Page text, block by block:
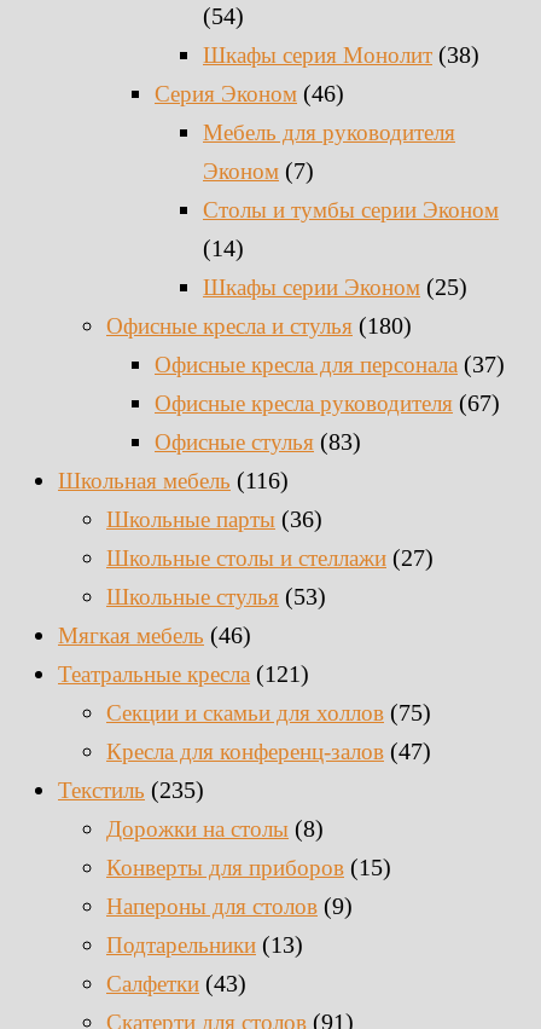
(54)
Шкафы серия Монолит (38)
Серия Эконом (46)
Мебель для руководителя
Эконом (7)
Столы и тумбы серии Эконом
(14)
Шкафы серии Эконом (25)
Офисные кресла и стулья (180)
Офисные кресла для персонала (37)
Офисные кресла руководителя (67)
Офисные стулья (83)
Школьная мебель (116)
Школьные парты (36)
Школьные столы и стеллажи (27)
Школьные стулья (53)
Мягкая мебель (46)
Театральные кресла (121)
Секции и скамьи для холлов (75)
Кресла для конференц-залов (47)
Текстиль (235)
Дорожки на столы (8)
Конверты для приборов (15)
Напероны для столов (9)
Подтарельники (13)
Салфетки (43)
Скатерти для столов (91)